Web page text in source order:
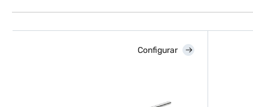
Configurar